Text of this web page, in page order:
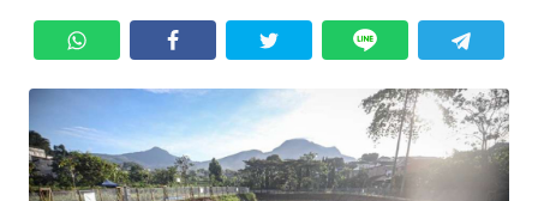
EKUIN
SAINS-TEKNO
KESEHATAN